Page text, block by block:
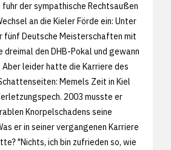
der sympathische Rechtsaußen
an die Kieler Förde ein: Unter
fünf Deutsche Meisterschaften mit
dreimal den DHB-Pokal und gewann
Aber leider hatte die Karriere des
Memels Zeit in Kiel
2003 musste er
Knorpelschadens seine
er in seiner vergangenen Karriere
"Nichts, ich bin zufrieden so, wie